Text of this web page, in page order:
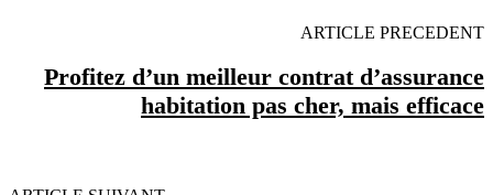
ARTICLE PRECEDENT
Profitez d’un meilleur contrat d’assurance
habitation pas cher, mais efficace